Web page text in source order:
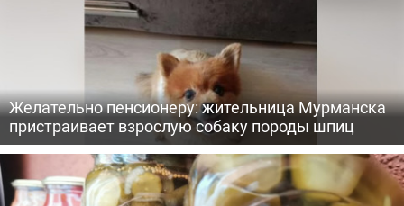
Желательно пенсионеру: жительница Мурманска
пристраивает взрослую собаку породы шпиц